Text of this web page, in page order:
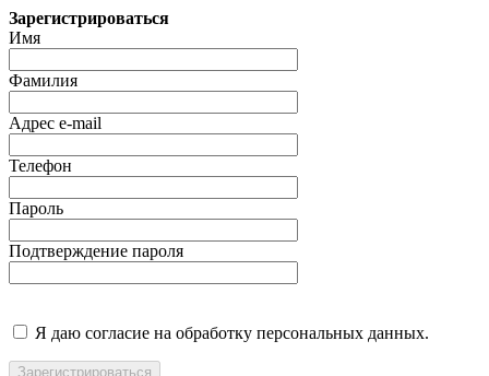
Зарегистрироваться
Имя
Фамилия
Адрес e-mail
Телефон
Пароль
Подтверждение пароля
Я даю согласие на обработку персональных данных.